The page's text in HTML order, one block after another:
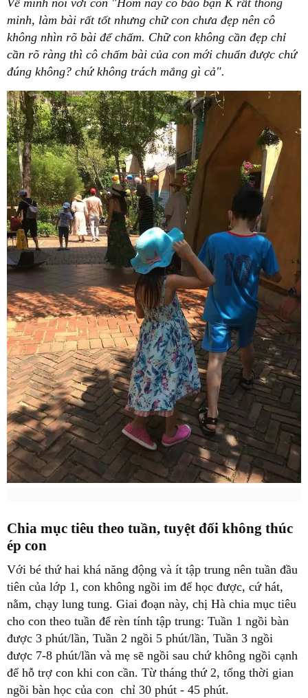
Về mình nói với con "Hôm nay cô bảo bạn K rất thông
minh, làm bài rất tốt nhưng chữ con chưa đẹp nên cô
không nhìn rõ bài để chấm. Chữ con không cần đẹp chỉ
cần rõ ràng thì cô chấm bài của con mới chuẩn được chứ
đúng không? chứ không trách mắng gì cả".
Chia mục tiêu theo tuần, tuyệt đối không thúc
ép con
Với bé thứ hai khá năng động và ít tập trung nên tuần đầu
tiên của lớp 1, con không ngồi im để học được, cứ hát,
nằm, chạy lung tung. Giai đoạn này, chị Hà chia mục tiêu
cho con theo tuần để rèn tính tập trung: Tuần 1 ngồi bàn
được 3 phút/lần, Tuần 2 ngồi 5 phút/lần, Tuần 3 ngồi
được 7-8 phút/lần và mẹ sẽ ngồi sau chứ không ngồi cạnh
để hỗ trợ con khi con cần. Từ tháng thứ 2, tổng thời gian
ngồi bàn học của con chỉ 30 phút - 45 phút.